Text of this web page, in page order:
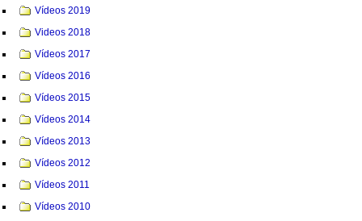
Vídeos 2019
Videos 2018
Vídeos 2017
Vídeos 2016
Vídeos 2015
Vídeos 2014
Vídeos 2013
Vídeos 2012
Vídeos 2011
Vídeos 2010